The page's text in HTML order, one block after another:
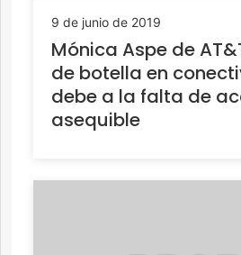
9 de junio de 2019
Mónica Aspe de
de botella en
debe a la falta de
asequible